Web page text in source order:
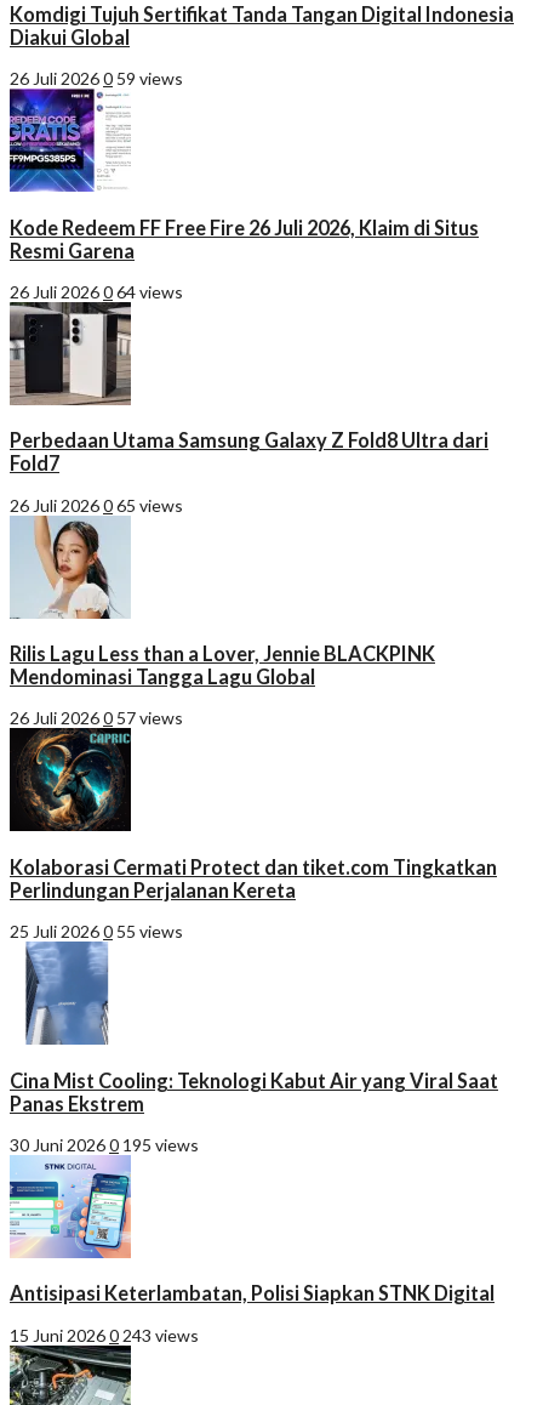
Komdigi Tujuh Sertifikat Tanda Tangan Digital Indonesia
Diakui Global
26 Juli 20260 59 views
Kode Redeem FF Free Fire 26 Juli 2026, Klaim di Situs
Resmi Garena
26 Juli 2026064 views
Perbedaan Utama Samsung Galaxy Z Fold8 Ultra dari
Fold7
26 Juli 2026065 views
Rilis Lagu Less than a Lover, Jennie BLACKPINK
Mendominasi Tangga Lagu Global
26 Juli 20260 57 views
Kolaborasi Cermati Protect dan tiket.com Tingkatkan
Perlindungan Perjalanan Kereta
25 Juli 20260 55 views
Cina Mist Cooling: Teknologi Kabut Air yang Viral Saat
Panas Ekstrem
30 Juni 20260 195 views
Antisipasi Keterlambatan, Polisi Siapkan STNK Digital
15 Juni 20260 243 views